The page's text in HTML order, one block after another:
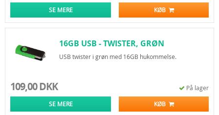
SE MERE KØB
16GB USB - TWISTER, GRØN
USB twister i grøn med 16GB hukommelse.
109,00 DKK På lager
SE MERE KØB